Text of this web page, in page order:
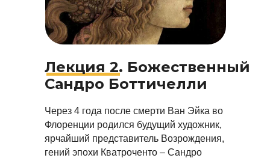
Лекция 2. Божественный
Сандро Боттичелли
Через 4 года после смерти Ван Эйка во
Флоренции родился будущий художник,
ярчайший представитель Возрождения,
гений эпохи Кватроченто – Сандро